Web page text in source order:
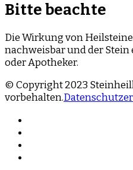
Bitte beachte
Die Wirkung von
nachweisbar und der
oder Apotheker.
© Copyright 2023
vorbehalten.